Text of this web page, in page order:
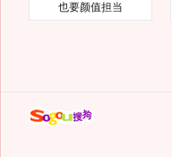
也要颜值担当